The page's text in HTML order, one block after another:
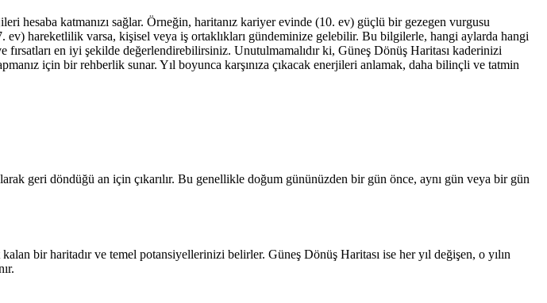
hesaba katmanızı sağlar. Örneğin, haritanız kariyer evinde (10. ev) güçlü bir gezegen vurgusu
hareketlilik varsa, kişisel veya iş ortaklıkları gündeminize gelebilir. Bu bilgilerle, hangi aylarda hangi
en iyi şekilde değerlendirebilirsiniz. Unutulmamalıdır ki, Güneş Dönüş Haritası kaderinizi
için bir rehberlik sunar. Yıl boyunca karşınıza çıkacak enerjileri anlamak, daha bilinçli ve tatmin
geri döndüğü an için çıkarılır. Bu genellikle doğum gününüzden bir gün önce, aynı gün veya bir gün
bir haritadır ve temel potansiyellerinizi belirler. Güneş Dönüş Haritası ise her yıl değişen, o yılın